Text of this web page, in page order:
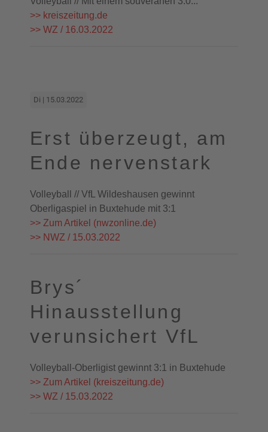
>> kreiszeitung.de
>> WZ / 16.03.2022
Di | 15.03.2022
Erst überzeugt, am
Ende nervenstark
Volleyball // VfL Wildeshausen gewinnt
Oberligaspiel in Buxtehude mit 3:1
>> Zum Artikel (nwzonline.de)
>> NWZ / 15.03.2022
Brys´
Hinausstellung
verunsichert VfL
Volleyball-Oberligist gewinnt 3:1 in Buxtehude
>> Zum Artikel (kreiszeitung.de)
>> WZ / 15.03.2022